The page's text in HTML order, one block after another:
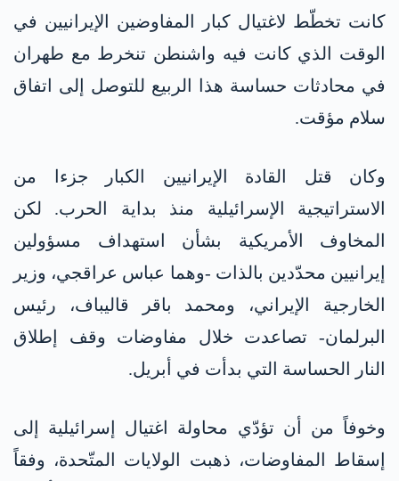
كانت تخطّط لاغتيال كبار المفاوضين الإيرانيين في
الوقت الذي كانت فيه واشنطن تنخرط مع طهران
في محادثات حساسة هذا الربيع للتوصل إلى اتفاق
سلام مؤقت.
وكان قتل القادة الإيرانيين الكبار جزءا من
الاستراتيجية الإسرائيلية منذ بداية الحرب. لكن
المخاوف الأمريكية بشأن استهداف مسؤولين
إيرانيين محدّدين بالذات -وهما عباس عراقجي، وزير
الخارجية الإيراني، ومحمد باقر قاليباف، رئيس
البرلمان- تصاعدت خلال مفاوضات وقف إطلاق
النار الحساسة التي بدأت في أبريل.
وخوفاً من أن تؤدّي محاولة اغتيال إسرائيلية إلى
إسقاط المفاوضات، ذهبت الولايات المتّحدة، وفقاً